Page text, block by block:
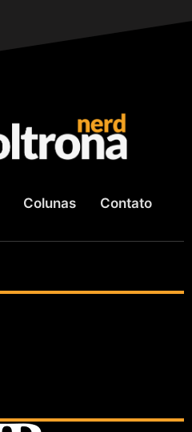
Colunas Contato